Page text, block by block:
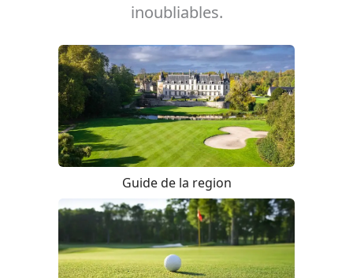
inoubliables.
Guide de la region